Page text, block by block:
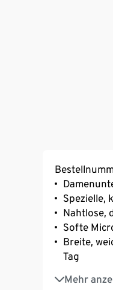
Spezielle,
Nahtlose,
Softe
Breite,
Tag
Mehr
Mit
3-fach